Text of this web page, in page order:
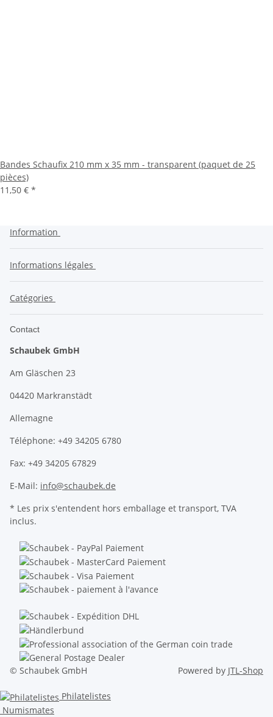
Bandes Schaufix 210 mm x 35 mm - transparent (paquet de 25
pièces)
11,50 € *
Information
Informations légales
Catégories
Contact
Schaubek GmbH
Am Gläschen 23
04420 Markranstädt
Allemagne
Téléphone: +49 34205 6780
Fax: +49 34205 67829
E-Mail: info@schaubek.de
* Les prix s'entendent hors emballage et transport, TVA
inclus.
© Schaubek GmbH Powered by JTL-Shop
Philatelistes
Numismates